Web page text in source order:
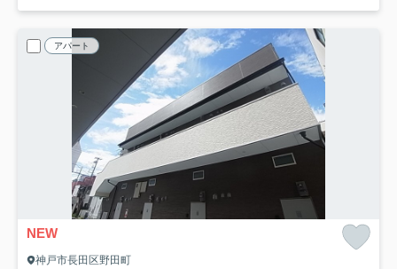
アパート
NEW
神戸市長田区野田町